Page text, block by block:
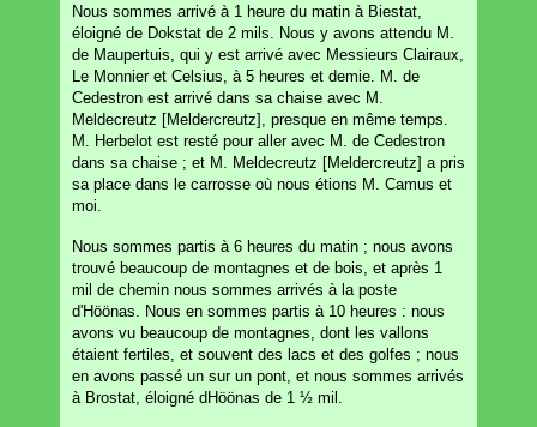
Nous sommes arrivé à 1 heure du matin à Biestat,
éloigné de Dokstat de 2 mils. Nous y avons attendu M.
de Maupertuis, qui y est arrivé avec Messieurs Clairaux,
Le Monnier et Celsius, à 5 heures et demie. M. de
Cedestron est arrivé dans sa chaise avec M.
Meldecreutz [Meldercreutz], presque en même temps.
M. Herbelot est resté pour aller avec M. de Cedestron
dans sa chaise ; et M. Meldecreutz [Meldercreutz] a pris
sa place dans le carrosse où nous étions M. Camus et
moi.
Nous sommes partis à 6 heures du matin ; nous avons
trouvé beaucoup de montagnes et de bois, et après 1
mil de chemin nous sommes arrivés à la poste
d'Höönas. Nous en sommes partis à 10 heures : nous
avons vu beaucoup de montagnes, dont les vallons
étaient fertiles, et souvent des lacs et des golfes ; nous
en avons passé un sur un pont, et nous sommes arrivés
à Brostat, éloigné dHöönas de 1 ½ mil.